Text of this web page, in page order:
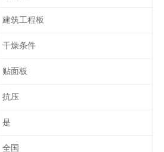
建筑工程板
干燥条件
贴面板
抗压
是
全国